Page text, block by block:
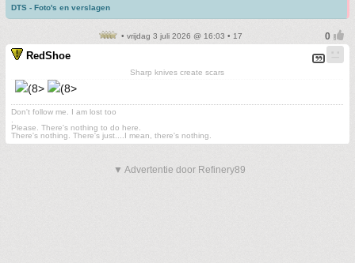
DTS - Foto's en verslagen
• vrijdag 3 juli 2026 @ 16:03 • 17
RedShoe
Sharp knives create scars
Don't follow me. I am lost too
Please. There's nothing to do here.
There's nothing. There's just....I mean, there's nothing.
▼ Advertentie door Refinery89